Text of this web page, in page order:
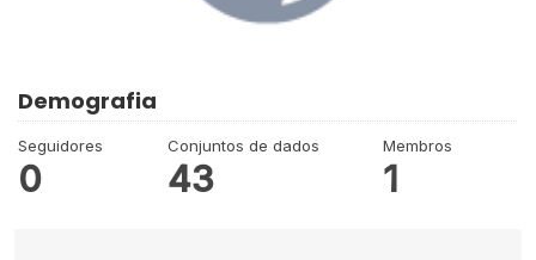
Demografia
Seguidores
0
Conjuntos de dados
43
Membros
1